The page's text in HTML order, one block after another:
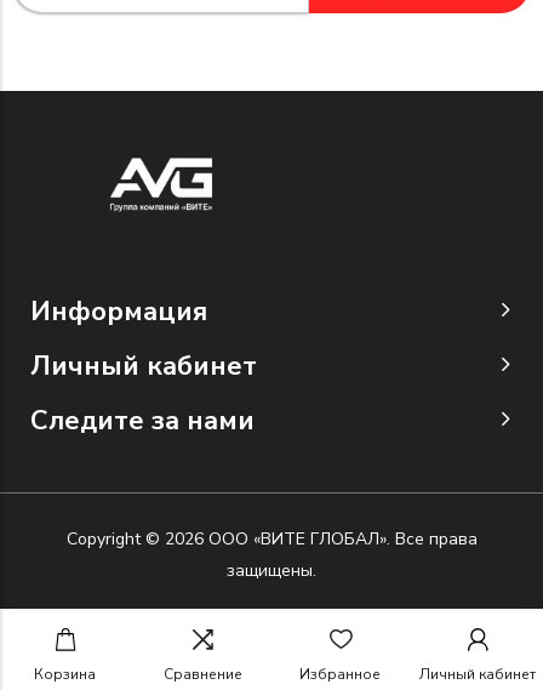
Информация
Личный кабинет
Следите за нами
Copyright © 2026 ООО «ВИТЕ ГЛОБАЛ». Все права
защищены.
Корзина Сравнение Избранное Личный кабинет